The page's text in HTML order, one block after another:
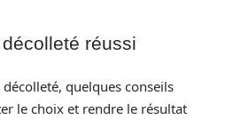
réussi
quelques conseils
le choix et rendre le résultat